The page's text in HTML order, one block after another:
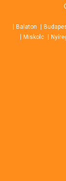
contentBalaton
Miskolc